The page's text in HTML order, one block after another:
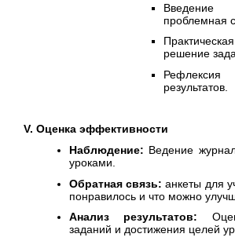
проблемная
решение
результатов.
V. Оценка эффективности
Наблюдение: Ведение
уроками.
Обратная связь: анкеты для
понравилось и что можно
Анализ результатов:
заданий и достижения целей